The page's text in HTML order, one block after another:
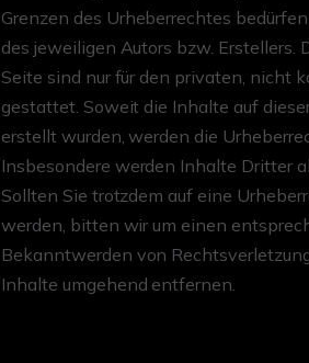
Grenzen des Urheberrechtes
des jeweiligen Autors bzw. Erstellers.
Seite sind nur für den privaten, nicht
gestattet. Soweit die Inhalte auf
erstellt wurden, werden die
Insbesondere werden Inhalte Dritter
Sollten Sie trotzdem auf eine
werden, bitten wir um einen
Bekanntwerden von
Inhalte umgehend entfernen.